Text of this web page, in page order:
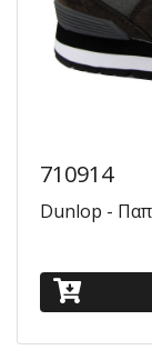
710914
Dunlop -